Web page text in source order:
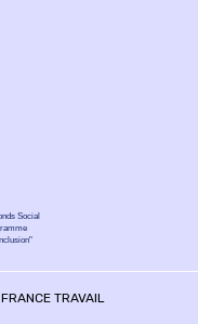
Social
TRAVAIL